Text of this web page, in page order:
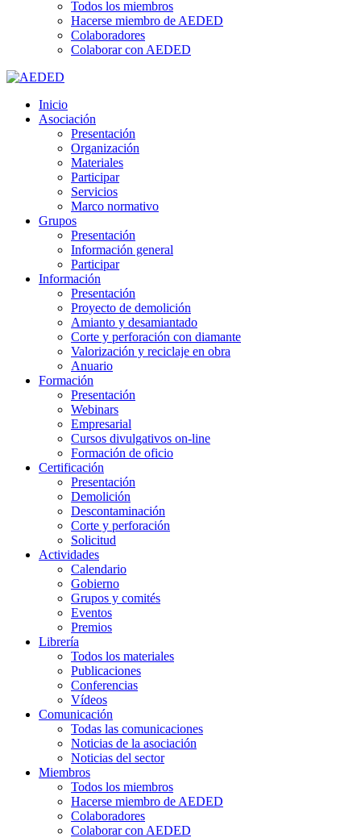
Todos los miembros
Hacerse miembro de AEDED
Colaboradores
Colaborar con AEDED
Inicio
Asociación
Presentación
Organización
Materiales
Participar
Servicios
Marco normativo
Grupos
Presentación
Información general
Participar
Información
Presentación
Proyecto de demolición
Amianto y desamiantado
Corte y perforación con diamante
Valorización y reciclaje en obra
Anuario
Formación
Presentación
Webinars
Empresarial
Cursos divulgativos on-line
Formación de oficio
Certificación
Presentación
Demolición
Descontaminación
Corte y perforación
Solicitud
Actividades
Calendario
Gobierno
Grupos y comités
Eventos
Premios
Librería
Todos los materiales
Publicaciones
Conferencias
Vídeos
Comunicación
Todas las comunicaciones
Noticias de la asociación
Noticias del sector
Miembros
Todos los miembros
Hacerse miembro de AEDED
Colaboradores
Colaborar con AEDED